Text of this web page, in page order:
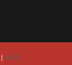
| AGB